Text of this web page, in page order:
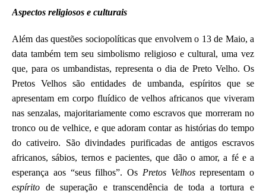
Aspectos religiosos e culturais
Além das questões sociopolíticas que envolvem o 13 de Maio, a
data também tem seu simbolismo religioso e cultural, uma vez
que, para os umbandistas, representa o dia de Preto Velho. Os
Pretos Velhos são entidades de umbanda, espíritos que se
apresentam em corpo fluídico de velhos africanos que viveram
nas senzalas, majoritariamente como escravos que morreram no
tronco ou de velhice, e que adoram contar as histórias do tempo
do cativeiro. São divindades purificadas de antigos escravos
africanos, sábios, ternos e pacientes, que dão o amor, a fé e a
esperança aos “seus filhos”. Os Pretos Velhosrepresentam o
espírito de superação e transcendência de toda a tortura e